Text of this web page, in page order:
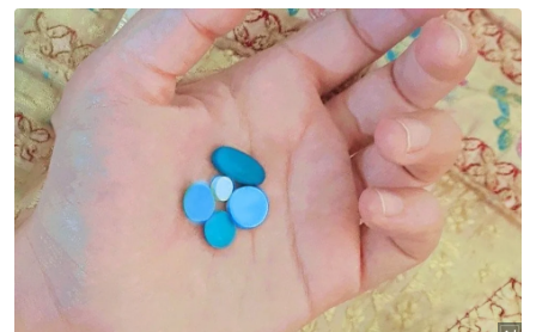
Berita Telus & Tulus menerusi E-Mel setiap
hari!
Sevilla (Sepanyol), Porto (Portugal),
Manchester United, Manchester City
(England), Dynamo Kiev (Ukraine),